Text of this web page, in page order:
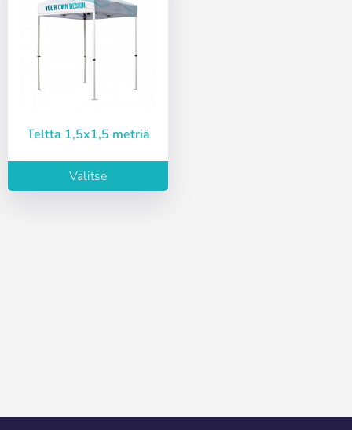
Palauta salasana
Slovenija
Teltta 1,5x1,5 metriä
Valitse